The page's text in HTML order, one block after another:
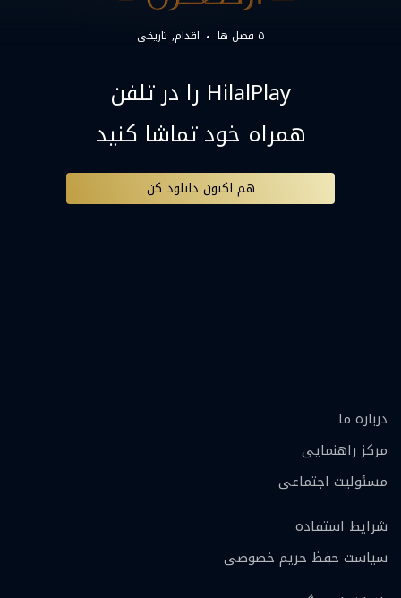
۵ فصل ها اقدام تاریخی
HilalPlay را در تلفن
همراه خود تماشا کنید
هم اکنون دانلود کن
درباره ما
مرکز راهنمایی
مسئولیت اجتماعی
شرایط استفاده
سیاست حفظ حریم خصوصی